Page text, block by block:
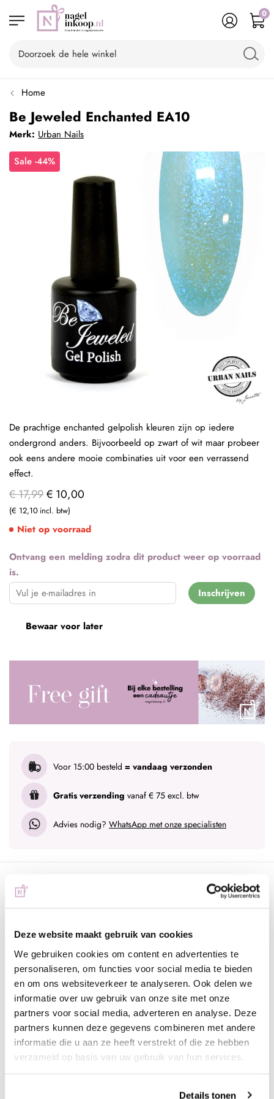
Deze website maakt gebruik van cookies
We gebruiken cookies om content en advertenties te
personaliseren, om functies voor social media te bieden
en om ons websiteverkeer te analyseren. Ook delen we
informatie over uw gebruik van onze site met onze
partners voor social media, adverteren en analyse. Deze
partners kunnen deze gegevens combineren met andere
informatie die u aan ze heeft verstrekt of die ze hebben
verzameld op basis van uw gebruik van hun services.
Details tonen
0
Home
Be Jeweled Enchanted EA10
Merk: Urban Nails
Sale -44%
Ontvang een melding zodra dit product weer op voorraad
is.
Inschrijven
€ 17,99€ 10,00
€ 12,10
Bewaar voor later
Voor 15:00 besteld = vandaag verzonden
Gratis verzending vanaf € 75 excl. btw
Advies nodig? WhatsApp met onze specialisten
Niet op voorraad
De prachtige enchanted gelpolish kleuren zijn op iedere
ondergrond anders. Bijvoorbeeld op zwart of wit maar probeer
ook eens andere mooie combinaties uit voor een verrassend
effect.
Omschrijving
natuurlijke- als de kunstnagel. Deze gellak kan worden uitgehard
onder een UV lamp (2 minuten) of een LED lamp (30
seconden).
De prachtige enchanted gelpolish kleuren zijn op iedere
ondergrond anders. Bijvoorbeeld op zwart of wit maar probeer
ook eens andere mooie combinaties uit voor een verrassend
effect. Op de afbeelding zie je deze kleur op een
lichte ondergrond.